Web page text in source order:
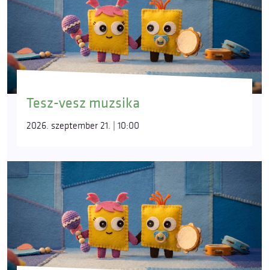
Tesz-vesz muzsika
2026. szeptember 21. | 10:00